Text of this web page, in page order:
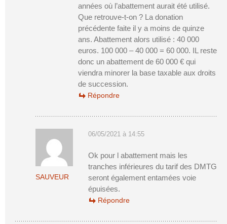
années où l’abattement aurait été utilisé.
Que retrouve-t-on ? La donation
précédente faite il y a moins de quinze
ans. Abattement alors utilisé : 40 000
euros. 100 000 – 40 000 = 60 000. IL reste
donc un abattement de 60 000 € qui
viendra minorer la base taxable aux droits
de succession.
Répondre
SAUVEUR
06/05/2021 à 14:55
Ok pour l abattement mais les
tranches inférieures du tarif des DMTG
seront également entamées voie
épuisées.
Répondre